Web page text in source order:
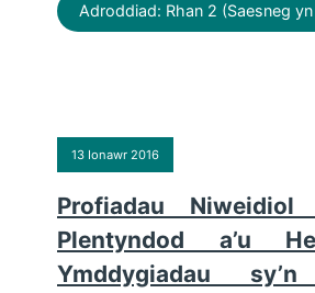
Adroddiad: Rhan 2 (Saesneg
13 Ionawr 2016
Profiadau
Plentyndod a’u
Ymddygiadau